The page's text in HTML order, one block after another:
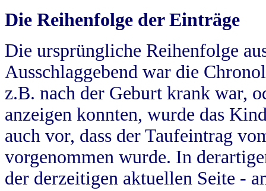
Die Reihenfolge der Einträge
Die ursprüngliche Reihenfolge
Ausschlaggebend war die
z.B. nach der Geburt krank war,
anzeigen konnten, wurde das
auch vor, dass der Taufeintrag
vorgenommen wurde. In
der derzeitigen aktuellen Seite -